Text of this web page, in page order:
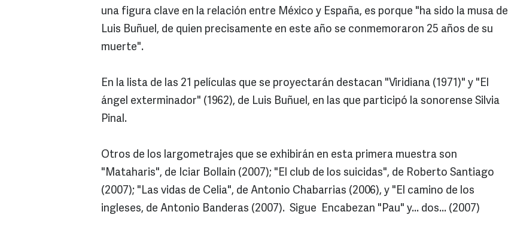
una figura clave en la relación entre México y España, es porque "ha sido la musa de
Luis Buñuel, de quien precisamente en este año se conmemoraron 25 años de su
muerte".
En la lista de las 21 películas que se proyectarán destacan "Viridiana (1971)" y "El
ángel exterminador" (1962), de Luis Buñuel, en las que participó la sonorense Silvia
Pinal.
Otros de los largometrajes que se exhibirán en esta primera muestra son
"Mataharis", de Iciar Bollain (2007); "El club de los suicidas", de Roberto Santiago
(2007); "Las vidas de Celia", de Antonio Chabarrias (2006), y "El camino de los
ingleses, de Antonio Banderas (2007). Sigue Encabezan "Pau" y... dos... (2007)